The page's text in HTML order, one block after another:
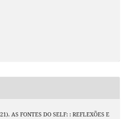
AS FONTES DO SELF: : REFLEXÕES E